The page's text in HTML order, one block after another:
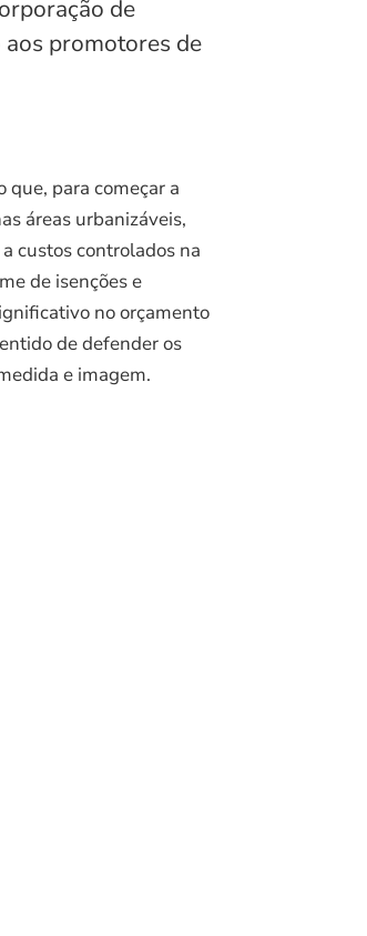
de
promotores de
que, para começar a
áreas urbanizáveis,
custos controlados na
de isenções e
no orçamento
de defender os
e imagem.